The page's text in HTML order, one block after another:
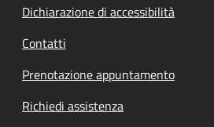
Dichiarazione di accessibilità
Contatti
Prenotazione appuntamento
Richiedi assistenza